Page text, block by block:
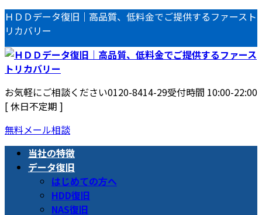
コ
ン
テ
ン
ツ
へ
ス
キ
ッ
プ
ナ
ビ
ゲ
ー
シ
ョ
ン
に
移
動
ＨＤＤデータ復旧｜高品質、低料金でご提供するファースト
リカバリー
お気軽にご相談ください0120-8414-29受付時間 10:00-22:00
[ 休日不定期 ]
無料メール相談
当社の特徴
データ復旧
はじめての方へ
HDD復旧
NAS復旧